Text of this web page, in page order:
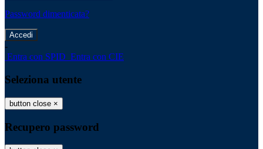
Password dimenticata?
-
Entra con SPID Entra con CIE
Seleziona utente
button close ×
Recupero password